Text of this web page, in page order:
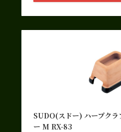
SUDO(スドー) ハープクラ
ー M RX-83